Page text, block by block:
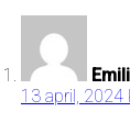
13 april, 2024